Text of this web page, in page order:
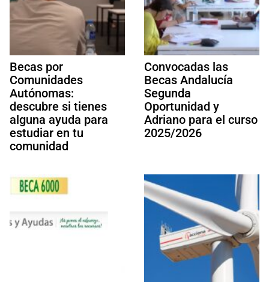
Becas por
Comunidades
Autónomas:
descubre si tienes
alguna ayuda para
estudiar en tu
comunidad
Convocadas las
Becas Andalucía
Segunda
Oportunidad y
Adriano para el curso
2025/2026